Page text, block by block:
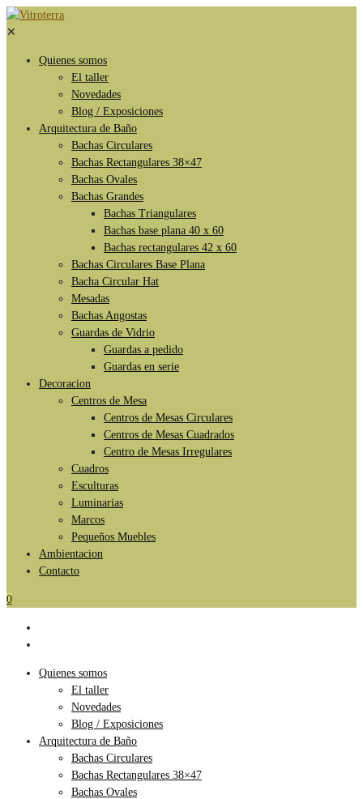
✕
Quienes somos
El taller
Novedades
Blog / Exposiciones
Arquitectura de Baño
Bachas Circulares
Bachas Rectangulares 38×47
Bachas Ovales
Bachas Grandes
Bachas Triangulares
Bachas base plana 40 x 60
Bachas rectangulares 42 x 60
Bachas Circulares Base Plana
Bacha Circular Hat
Mesadas
Bachas Angostas
Guardas de Vidrio
Guardas a pedido
Guardas en serie
Decoracion
Centros de Mesa
Centros de Mesas Circulares
Centros de Mesas Cuadrados
Centro de Mesas Irregulares
Cuadros
Esculturas
Luminarias
Marcos
Pequeños Muebles
Ambientacion
Contacto
0
Quienes somos
El taller
Novedades
Blog / Exposiciones
Arquitectura de Baño
Bachas Circulares
Bachas Rectangulares 38×47
Bachas Ovales